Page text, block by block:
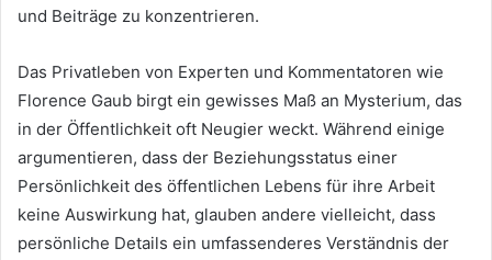
und Beiträge zu konzentrieren.
Das Privatleben von Experten und Kommentatoren wie
Florence Gaub birgt ein gewisses Maß an Mysterium, das
in der Öffentlichkeit oft Neugier weckt. Während einige
argumentieren, dass der Beziehungsstatus einer
Persönlichkeit des öffentlichen Lebens für ihre Arbeit
keine Auswirkung hat, glauben andere vielleicht, dass
persönliche Details ein umfassenderes Verständnis der